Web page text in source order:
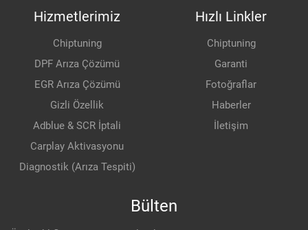
Hizmetlerimiz
Chiptuning
DPF Arıza Çözümü
EGR Arıza Çözümü
Gizli Özellik
Adblue & SCR İptali
Carplay Aktivasyonu
Diagnostik (Arıza Tespiti)
Hızlı Linkler
Chiptuning
Garanti
Fotoğraflar
Haberler
İletişim
Bülten